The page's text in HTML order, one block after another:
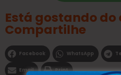
Está gostando do
Compartilhe
Facebook WhatsApp
Email Print